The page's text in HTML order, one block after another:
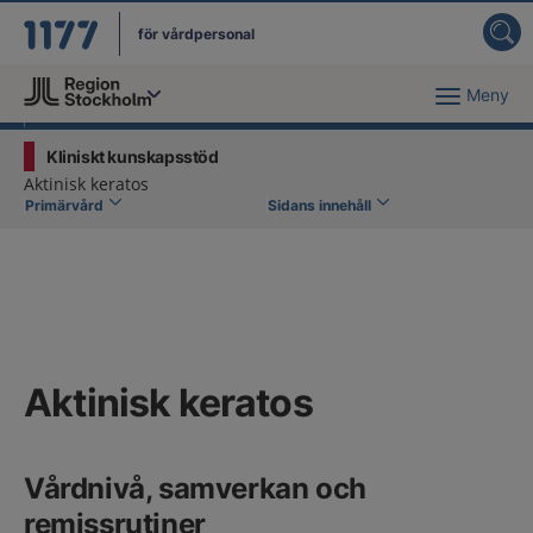
för vårdpersonal
Du har valt region Meny
Kliniskt kunskapsstöd
Aktinisk keratos
Primärvård Sidans innehåll
Aktinisk keratos
Vårdnivå, samverkan och
remissrutiner